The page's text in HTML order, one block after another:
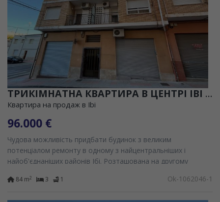
ТРИКІМНАТНА КВАРТИРА В ЦЕНТРІ IBI ДЛЯ РЕФОРМУВАННЯ
Квартира на продаж в Ibi
96.000 €
Чудова можливість придбати будинок з великим
потенціалом ремонту в одному з найцентральніших і
найоб'єднаніших районів Ібі. Розташована на другому
84 m2 3 1 Ok-1062046-1